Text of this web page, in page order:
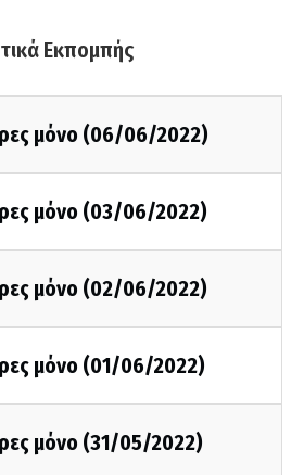
Εκπομπής
μόνο (06/06/2022)
μόνο (03/06/2022)
μόνο (02/06/2022)
μόνο (01/06/2022)
μόνο (31/05/2022)